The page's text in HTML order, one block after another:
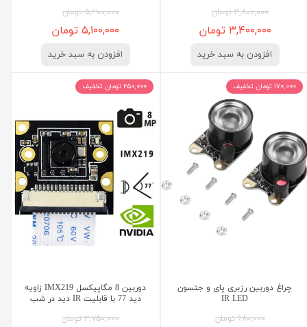
۳,۸۰۰,۰۰۰ تومان
۳,۴۰۰,۰۰۰ تومان
افزودن به سبد خرید
۵,۳۰۰,۰۰۰ تومان
۵,۱۰۰,۰۰۰ تومان
افزودن به سبد خرید
چراغ دوربین رزبری پای و جتسون
IR LED
۶۸۰,۰۰۰ تومان
۱۷۰,۰۰۰ تومان تخفیف
دوربین 8 مگاپیکسل IMX219 زاویه
دید 77 با قابلیت IR دید در شب
۳,۷۵۰,۰۰۰ تومان
۲۵۰,۰۰۰ تومان تخفیف